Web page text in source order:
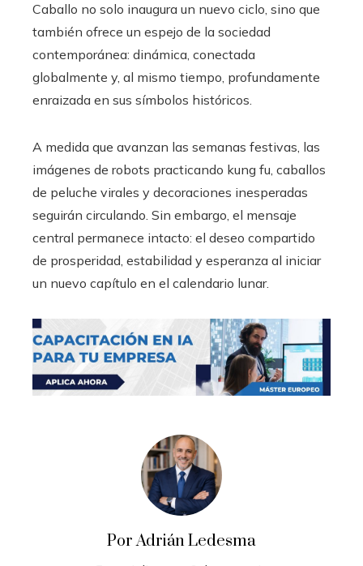
Caballo no solo inaugura un nuevo ciclo, sino que
también ofrece un espejo de la sociedad
contemporánea: dinámica, conectada
globalmente y, al mismo tiempo, profundamente
enraizada en sus símbolos históricos.
A medida que avanzan las semanas festivas, las
imágenes de robots practicando kung fu, caballos
de peluche virales y decoraciones inesperadas
seguirán circulando. Sin embargo, el mensaje
central permanece intacto: el deseo compartido
de prosperidad, estabilidad y esperanza al iniciar
un nuevo capítulo en el calendario lunar.
Por Adrián Ledesma